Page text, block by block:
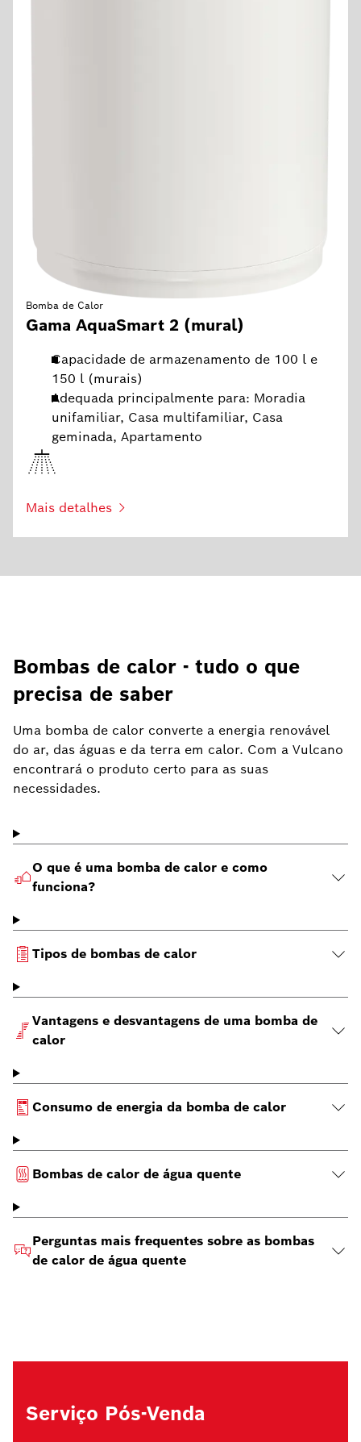
Bomba de Calor
Gama AquaSmart 2 (mural)
Capacidade de armazenamento de 100 l e
150 l (murais)
Adequada principalmente para: Moradia
unifamiliar, Casa multifamiliar, Casa
geminada, Apartamento
Mais detalhes
Bombas de calor - tudo o que
precisa de saber
Uma bomba de calor converte a energia renovável
do ar, das águas e da terra em calor. Com a Vulcano
encontrará o produto certo para as suas
necessidades.
O que é uma bomba de calor e como
funciona?
Tipos de bombas de calor
Vantagens e desvantagens de uma bomba de
calor
Consumo de energia da bomba de calor
Bombas de calor de água quente
Perguntas mais frequentes sobre as bombas
de calor de água quente
Serviço Pós-Venda